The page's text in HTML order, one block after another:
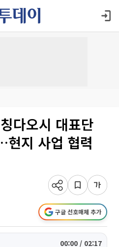
다오시 대표단
지 사업 협력
구글 선호매체 추가
00:00 / 02:17